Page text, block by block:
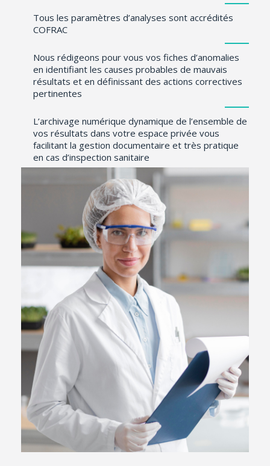
Tous les paramètres d’analyses sont accrédités
COFRAC
Nous rédigeons pour vous vos fiches d’anomalies
en identifiant les causes probables de mauvais
résultats et en définissant des actions correctives
pertinentes
L’archivage numérique dynamique de l’ensemble de
vos résultats dans votre espace privée vous
facilitant la gestion documentaire et très pratique
en cas d’inspection sanitaire